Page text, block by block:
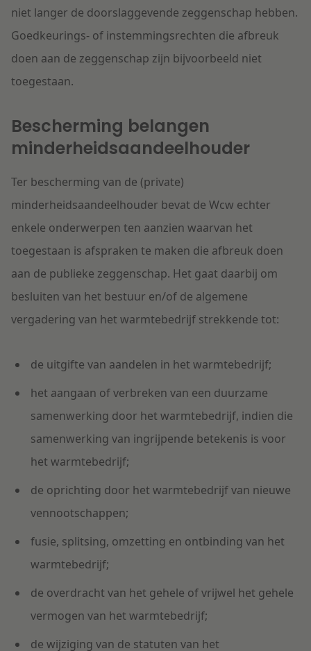
niet langer de doorslaggevende zeggenschap hebben.
Goedkeurings- of instemmingsrechten die afbreuk
doen aan de zeggenschap zijn bijvoorbeeld niet
toegestaan.
Bescherming belangen
minderheidsaandeelhouder
Ter bescherming van de (private)
minderheidsaandeelhouder bevat de Wcw echter
enkele onderwerpen ten aanzien waarvan het
toegestaan is afspraken te maken die afbreuk doen
aan de publieke zeggenschap. Het gaat daarbij om
besluiten van het bestuur en/of de algemene
vergadering van het warmtebedrijf strekkende tot:
de uitgifte van aandelen in het warmtebedrijf;
het aangaan of verbreken van een duurzame
samenwerking door het warmtebedrijf, indien die
samenwerking van ingrijpende betekenis is voor
het warmtebedrijf;
de oprichting door het warmtebedrijf van nieuwe
vennootschappen;
fusie, splitsing, omzetting en ontbinding van het
warmtebedrijf;
de overdracht van het gehele of vrijwel het gehele
vermogen van het warmtebedrijf;
de wijziging van de statuten van het